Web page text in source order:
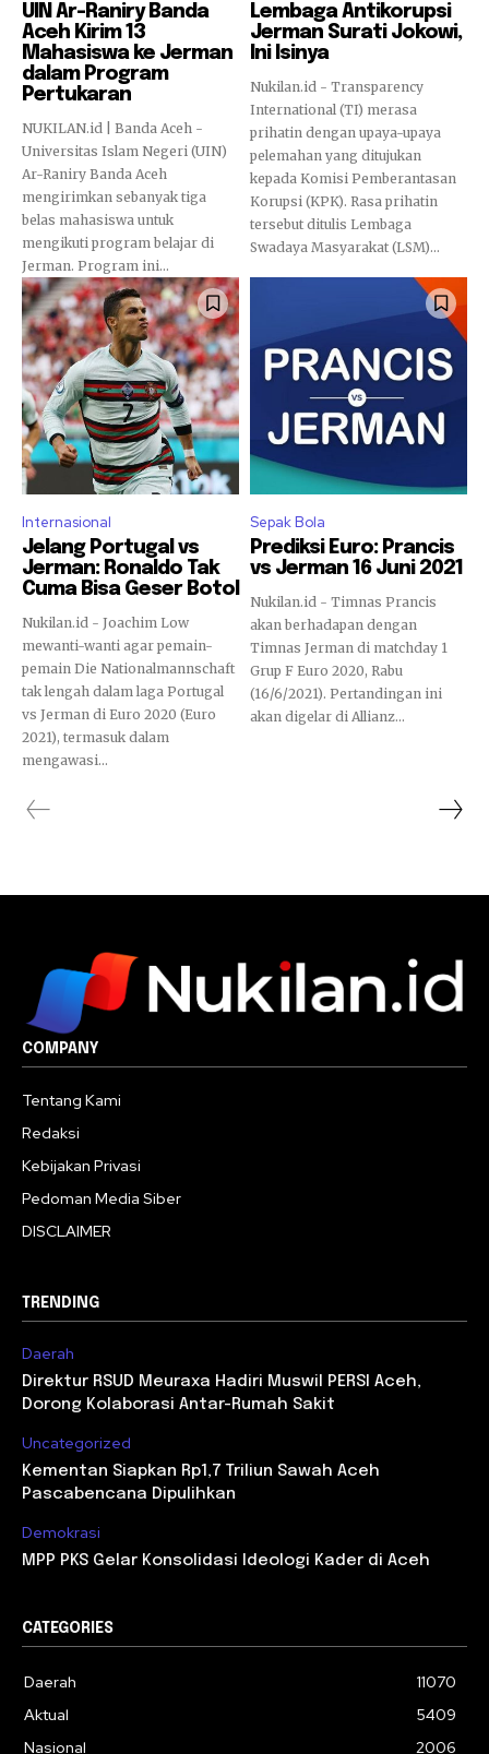
UIN Ar-Raniry Banda
Aceh Kirim 13
Mahasiswa ke Jerman
dalam Program
Pertukaran
NUKILAN.id | Banda Aceh -
Universitas Islam Negeri (UIN)
Ar-Raniry Banda Aceh
mengirimkan sebanyak tiga
belas mahasiswa untuk
mengikuti program belajar di
Jerman. Program ini...
Lembaga Antikorupsi
Jerman Surati Jokowi,
Ini Isinya
Nukilan.id - Transparency
International (TI) merasa
prihatin dengan upaya-upaya
pelemahan yang ditujukan
kepada Komisi Pemberantasan
Korupsi (KPK). Rasa prihatin
tersebut ditulis Lembaga
Swadaya Masyarakat (LSM)...
Internasional
Jelang Portugal vs
Jerman: Ronaldo Tak
Cuma Bisa Geser Botol
Nukilan.id - Joachim Low
mewanti-wanti agar pemain-
pemain Die Nationalmannschaft
tak lengah dalam laga Portugal
vs Jerman di Euro 2020 (Euro
2021), termasuk dalam
mengawasi...
Sepak Bola
Prediksi Euro: Prancis
vs Jerman 16 Juni 2021
Nukilan.id - Timnas Prancis
akan berhadapan dengan
Timnas Jerman di matchday 1
Grup F Euro 2020, Rabu
(16/6/2021). Pertandingan ini
akan digelar di Allianz...
COMPANY
Tentang Kami
Redaksi
Kebijakan Privasi
Pedoman Media Siber
DISCLAIMER
TRENDING
Daerah
Direktur RSUD Meuraxa Hadiri Muswil PERSI Aceh,
Dorong Kolaborasi Antar-Rumah Sakit
Uncategorized
Kementan Siapkan Rp1,7 Triliun Sawah Aceh
Pascabencana Dipulihkan
Demokrasi
MPP PKS Gelar Konsolidasi Ideologi Kader di Aceh
CATEGORIES
Daerah
11070
Aktual
5409
Nasional
2006